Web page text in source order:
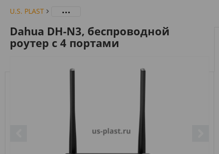
U.S. PLAST ...
Dahua DH-N3, беспроводной
роутер с 4 портами